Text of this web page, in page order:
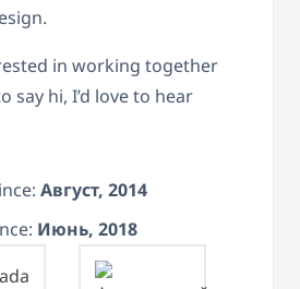
in working together
say hi, I’d love to hear
Август, 2014
Июнь, 2018